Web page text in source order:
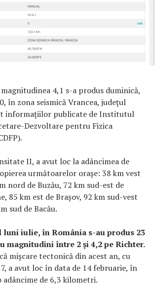
4,1 s-a produs duminică,
în zona seismică Vrancea, judeţul
informaţiilor publicate de Institutul
Dezvoltare pentru Fizica
II, a avut loc la adâncimea de
următoarelor oraşe: 38 km vest
nord de Buzău, 72 km sud-est de
85 km est de Braşov, 92 km sud-vest
sud de Bacău.
luni iulie, în România s-au produs 23
magnitudini între 2 şi 4,2 pe Richter.
mişcare tectonică din acest an, cu
a avut loc în data de 14 februarie, în
adâncime de 6,3 kilometri.